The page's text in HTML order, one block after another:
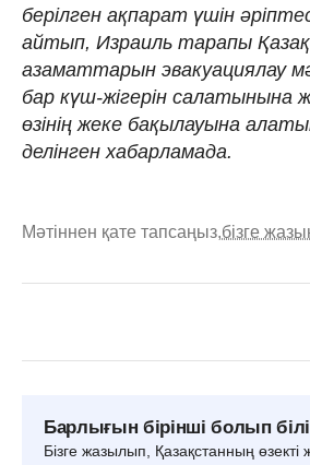
берілген ақпарат үшін
айтып, Израиль тарапы
азаматтарын эвакуациялау
бар күш-жігерін салатынына
өзінің жеке бақылауына
делінген хабарламада.
Мәтіннен қате тапсаңыз,бізге
Барлығын бірінші болып
Бізге жазылып, Қазақстанның өзекті